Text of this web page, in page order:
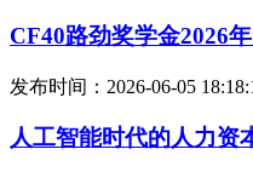
CF40路劲奖学金2026
发布时间：2026-06-05
人工智能时代的人力资